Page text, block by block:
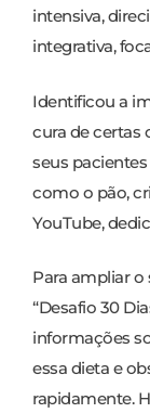
intensiva,
integrativa,
Identificou a
cura de certas
seus
como o pão,
YouTube,
Para ampliar
“Desafio 30
informações
essa dieta e
rapidamente.